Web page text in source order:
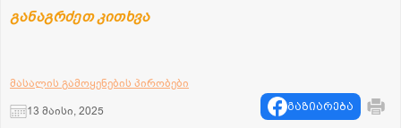
განაგრძეთ კითხვა
მასალის გამოყენების პირობები
13 მაისი, 2025
გაზიარება